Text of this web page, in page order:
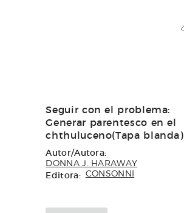
Seguir con el problema:
Generar parentesco en el
chthuluceno(Tapa blanda)
Autor/Autora:
DONNA J. HARAWAY
Editora: CONSONNI